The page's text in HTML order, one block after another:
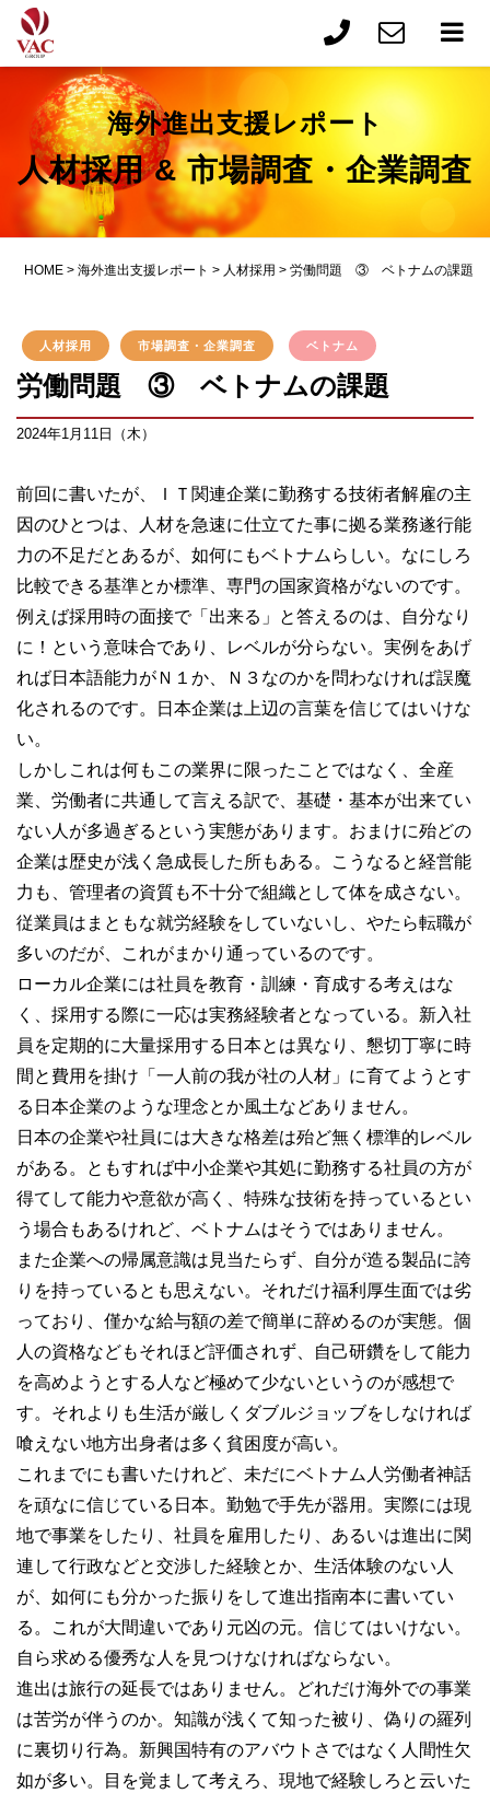
海外進出支援レポート
人材採用 & 市場調査・企業調査
HOME > 海外進出支援レポート > 人材採用 > 労働問題 ③ ベトナムの課題
人材採用 市場調査・企業調査 ベトナム
労働問題 ③ ベトナムの課題
2024年1月11日（木）
前回に書いたが、ＩＴ関連企業に勤務する技術者解雇の主
因のひとつは、人材を急速に仕立てた事に拠る業務遂行能
力の不足だとあるが、如何にもベトナムらしい。なにしろ
比較できる基準とか標準、専門の国家資格がないのです。
例えば採用時の面接で「出来る」と答えるのは、自分なり
に！という意味合であり、レベルが分らない。実例をあげ
れば日本語能力がＮ１か、Ｎ３なのかを問わなければ誤魔
化されるのです。日本企業は上辺の言葉を信じてはいけな
い。
しかしこれは何もこの業界に限ったことではなく、全産
業、労働者に共通して言える訳で、基礎・基本が出来てい
ない人が多過ぎるという実態があります。おまけに殆どの
企業は歴史が浅く急成長した所もある。こうなると経営能
力も、管理者の資質も不十分で組織として体を成さない。
従業員はまともな就労経験をしていないし、やたら転職が
多いのだが、これがまかり通っているのです。
ローカル企業には社員を教育・訓練・育成する考えはな
く、採用する際に一応は実務経験者となっている。新入社
員を定期的に大量採用する日本とは異なり、懇切丁寧に時
間と費用を掛け「一人前の我が社の人材」に育てようとす
る日本企業のような理念とか風土などありません。
日本の企業や社員には大きな格差は殆ど無く標準的レベル
がある。ともすれば中小企業や其処に勤務する社員の方が
得てして能力や意欲が高く、特殊な技術を持っているとい
う場合もあるけれど、ベトナムはそうではありません。
また企業への帰属意識は見当たらず、自分が造る製品に誇
りを持っているとも思えない。それだけ福利厚生面では劣
っており、僅かな給与額の差で簡単に辞めるのが実態。個
人の資格などもそれほど評価されず、自己研鑽をして能力
を高めようとする人など極めて少ないというのが感想で
す。それよりも生活が厳しくダブルジョッブをしなければ
喰えない地方出身者は多く貧困度が高い。
これまでにも書いたけれど、未だにベトナム人労働者神話
を頑なに信じている日本。勤勉で手先が器用。実際には現
地で事業をしたり、社員を雇用したり、あるいは進出に関
連して行政などと交渉した経験とか、生活体験のない人
が、如何にも分かった振りをして進出指南本に書いてい
る。これが大間違いであり元凶の元。信じてはいけない。
自ら求める優秀な人を見つけなければならない。
進出は旅行の延長ではありません。どれだけ海外での事業
は苦労が伴うのか。知識が浅くて知った被り、偽りの羅列
に裏切り行為。新興国特有のアバウトさではなく人間性欠
如が多い。目を覚まして考えろ、現地で経験しろと云いた